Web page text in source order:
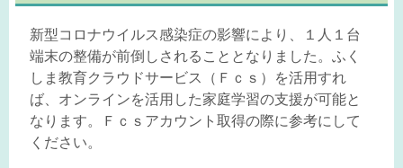
新型コロナウイルス感染症の影響により、１人１台
端末の整備が前倒しされることとなりました。ふく
しま教育クラウドサービス（Ｆｃｓ）を活用すれ
ば、オンラインを活用した家庭学習の支援が可能と
なります。Ｆｃｓアカウント取得の際に参考にして
ください。